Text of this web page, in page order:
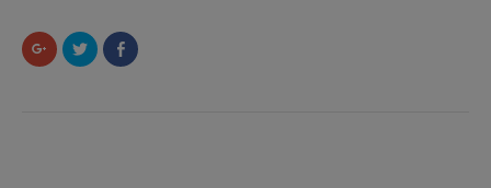
Sdílet
na
Google+
Sdílet
na
Twitteru
Click
to